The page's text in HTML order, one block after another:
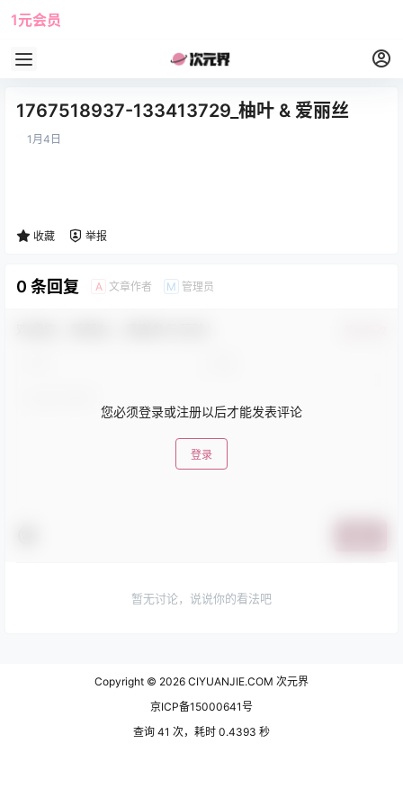
1元会员
1767518937-133413729_柚叶 & 爱丽丝
1月4日
收藏 举报
0 条回复 A 文章作者 M 管理员
您必须登录或注册以后才能发表评论
登录
暂无讨论，说说你的看法吧
Copyright © 2026 CIYUANJIE.COM 次元界
京ICP备15000641号
查询 41 次，耗时 0.4393 秒